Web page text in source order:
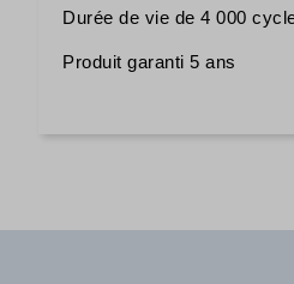
Durée de vie de 4 000
Produit garanti 5 ans